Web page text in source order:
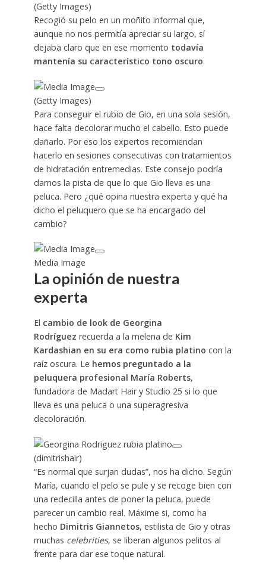
(Getty Images)
Recogió su pelo en un moñito informal que,
aunque no nos permitía apreciar su largo, sí
dejaba claro que en ese momento todavía
mantenía su característico tono oscuro.
(Getty Images)
Para conseguir el rubio de Gio, en una sola sesión,
hace falta decolorar mucho el cabello. Esto puede
dañarlo. Por eso los expertos recomiendan
hacerlo en sesiones consecutivas con tratamientos
de hidratación entremedias. Este consejo podría
darnos la pista de que lo que Gio lleva es una
peluca. Pero ¿qué opina nuestra experta y qué ha
dicho el peluquero que se ha encargado del
cambio?
Media Image
La opinión de nuestra
experta
El cambio de look de Georgina
Rodríguez recuerda a la melena de Kim
Kardashian en su era como rubia platino con la
raíz oscura. Le hemos preguntado a la
peluquera profesional María Roberts,
fundadora de Madart Hair y Studio 25 si lo que
lleva es una peluca o una superagresiva
decoloración.
(dimitrishair)
“Es normal que surjan dudas”, nos ha dicho. Según
María, cuando el pelo se pule y se recoge bien con
una redecilla antes de poner la peluca, puede
parecer un cambio real. Máxime si, como ha
hecho Dimitris Giannetos, estilista de Gio y otras
muchas celebrities, se liberan algunos pelitos al
frente para dar ese toque natural.